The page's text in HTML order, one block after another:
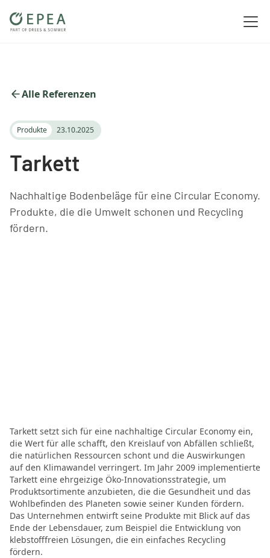
Alle Referenzen
Produkte 23.10.2025
Tarkett
Nachhaltige Bodenbeläge für eine Circular Economy.
Produkte, die die Umwelt schonen und Recycling
fördern.
Tarkett setzt sich für eine nachhaltige Circular Economy ein,
die Wert für alle schafft, den Kreislauf von Abfällen schließt,
die natürlichen Ressourcen schont und die Auswirkungen
auf den Klimawandel verringert. Im Jahr 2009 implementierte
Tarkett eine ehrgeizige Öko-Innovationsstrategie, um
Produktsortimente anzubieten, die die Gesundheit und das
Wohlbefinden des Planeten sowie seiner Kunden fördern.
Das Unternehmen entwirft seine Produkte mit Blick auf das
Ende der Lebensdauer, zum Beispiel die Entwicklung von
klebstofffreien Lösungen, die ein einfaches Recycling
fördern.